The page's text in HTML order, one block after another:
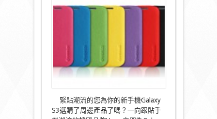
繽
緊貼潮流的您為你的新手機Galaxy
S3選購了周邊產品了嗎？一向跟貼手